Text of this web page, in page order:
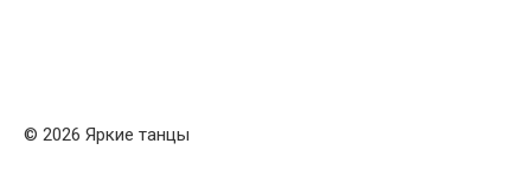
© 2026 Яркие танцы